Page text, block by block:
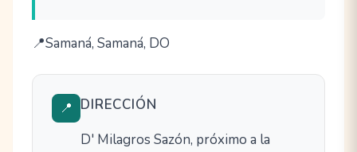
Samaná, Samaná, DO
📍 DIRECCIÓN
D' Milagros Sazón, próximo a la